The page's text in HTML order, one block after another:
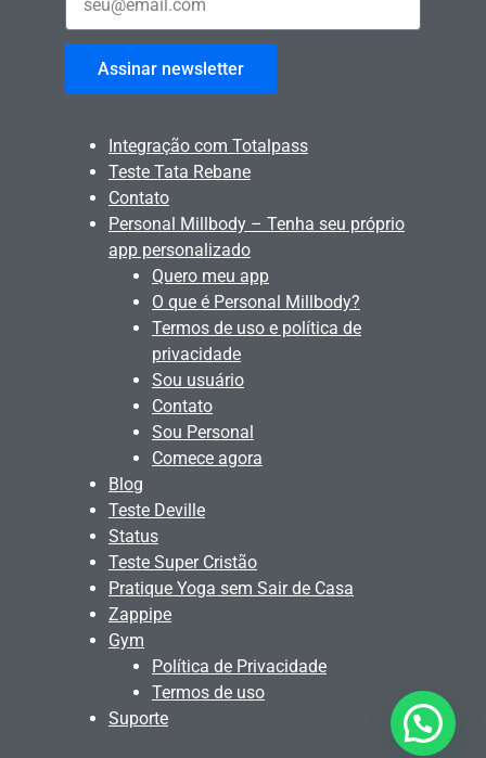
Assinar newsletter
Integração com Totalpass
Teste Tata Rebane
Contato
Personal Millbody – Tenha seu próprio
app personalizado
Quero meu app
O que é Personal Millbody?
Termos de uso e política de
privacidade
Sou usuário
Contato
Sou Personal
Comece agora
Blog
Teste Deville
Status
Teste Super Cristão
Pratique Yoga sem Sair de Casa
Zappipe
Gym
Política de Privacidade
Termos de uso
Suporte